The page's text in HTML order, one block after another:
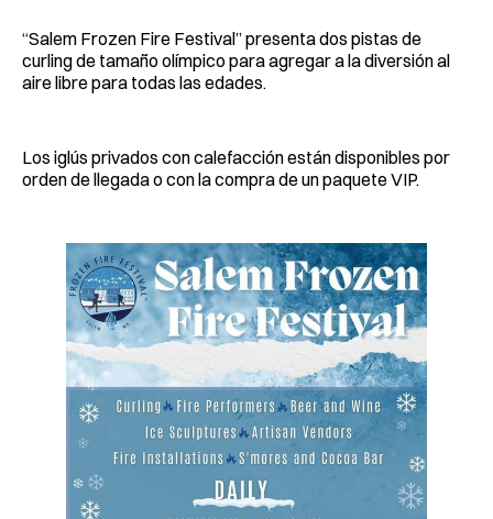
“Salem Frozen Fire Festival” presenta dos pistas de
curling de tamaño olímpico para agregar a la diversión al
aire libre para todas las edades.
Los iglús privados con calefacción están disponibles por
orden de llegada o con la compra de un paquete VIP.